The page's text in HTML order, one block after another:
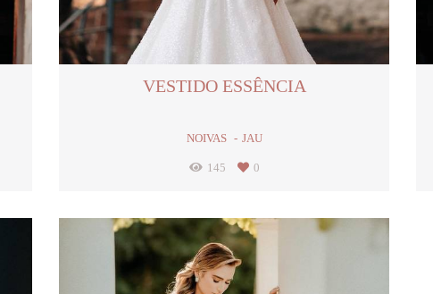
VESTIDO ESSÊNCIA
NOIVAS JAU
145 0